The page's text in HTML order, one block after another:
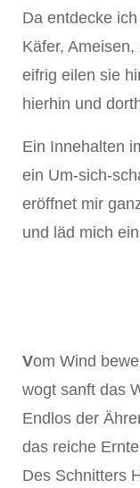
Da entdecke
Käfer,
eifrig eilen sie
hierhin und
Ein Innehalten
ein Um-sich-
eröffnet mir
und läd mich
Vom Wind
wogt sanft das
Endlos der
das reiche
Des Schnitters